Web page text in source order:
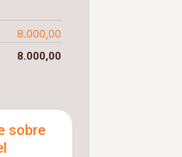
8.000,00
8.000,00
sobre